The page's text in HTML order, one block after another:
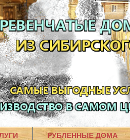
РУБЛЕННЫЕ ДОМА